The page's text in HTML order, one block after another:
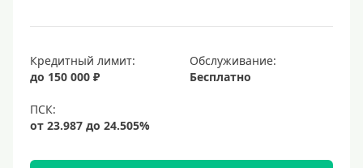
С плохой кредитной историей и просрочками
Кредитный лимит:
до 150 000 ₽
Обслуживание:
Бесплатно